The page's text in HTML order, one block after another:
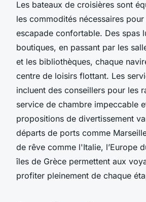
Les bateaux de croisières sont
les commodités nécessaires pour
escapade confortable. Des spas
boutiques, en passant par les
et les bibliothèques, chaque
centre de loisirs flottant. Les
incluent des conseillers pour les
service de chambre impeccable
propositions de divertissement
départs de ports comme
de rêve comme l'Italie, l’Europe
îles de Grèce permettent aux
profiter pleinement de chaque